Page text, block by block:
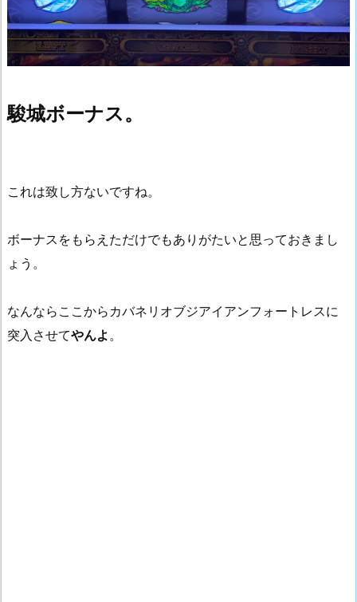
駿城ボーナス。
これは致し方ないですね。
ボーナスをもらえただけでもありがたいと思っておきまし
ょう。
なんならここからカバネリオブジアイアンフォートレスに
突入させてやんよ。